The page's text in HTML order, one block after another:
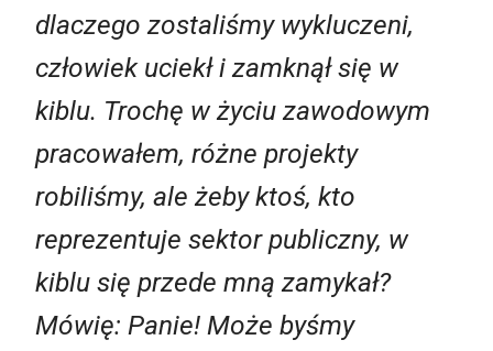
dlaczego zostaliśmy wykluczeni,
człowiek uciekł i zamknął się w
kiblu. Trochę w życiu zawodowym
pracowałem, różne projekty
robiliśmy, ale żeby ktoś, kto
reprezentuje sektor publiczny, w
kiblu się przede mną zamykał?
Mówię: Panie! Może byśmy